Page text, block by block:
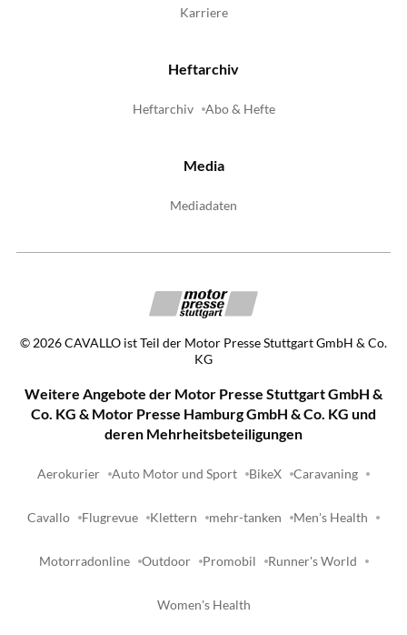
Karriere
Heftarchiv
Heftarchiv Abo & Hefte
Media
Mediadaten
© 2026CAVALLO ist Teil der Motor Presse Stuttgart GmbH & Co.
KG
Weitere Angebote der Motor Presse Stuttgart GmbH &
Co. KG & Motor Presse Hamburg GmbH & Co. KG und
deren Mehrheitsbeteiligungen
Aerokurier Auto Motor und Sport BikeX Caravaning
Cavallo Flugrevue Klettern mehr-tanken Men's Health
Motorradonline Outdoor Promobil Runner's World
Women's Health